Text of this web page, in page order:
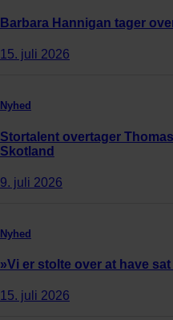
Barbara Hannigan tager
15. juli 2026
Nyhed
Stortalent overtager
Skotland
9. juli 2026
Nyhed
»Vi er stolte over at have
15. juli 2026